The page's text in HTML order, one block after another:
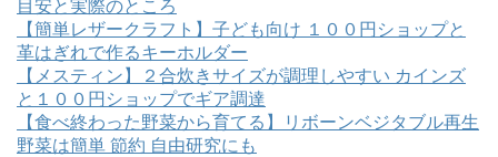
目安と実際のところ
【簡単レザークラフト】子ども向け １００円ショップと
革はぎれで作るキーホルダー
【メスティン】２合炊きサイズが調理しやすい カインズ
と１００円ショップでギア調達
【食べ終わった野菜から育てる】リボーンベジタブル再生
野菜は簡単 節約 自由研究にも